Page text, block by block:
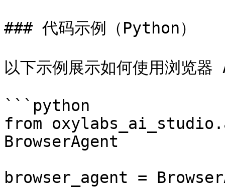
### 代码示例（Python）
以下示例展示如何使用浏览
```python
from
BrowserAgent
browser_agent =